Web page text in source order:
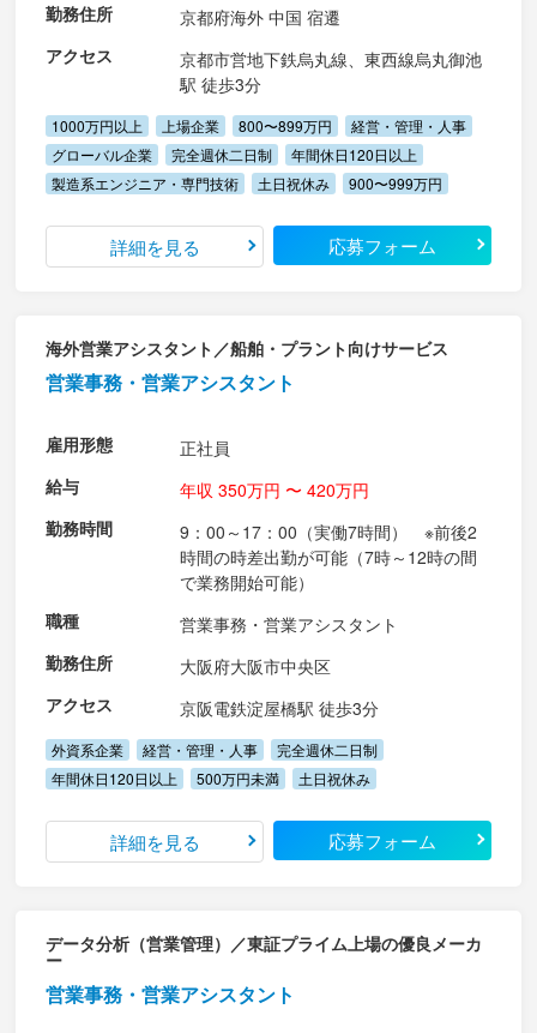
勤務住所
京都府海外 中国 宿遷
アクセス
京都市営地下鉄烏丸線、東西線烏丸御池
駅 徒歩3分
1000万円以上 上場企業 800〜899万円
経営・管理・人事
グローバル企業
完全週休二日制
年間休日120日以上
製造系エンジニア・専門技術
土日祝休み 900〜999万円
詳細を見る 応募フォーム
海外営業アシスタント／船舶・プラント向けサービス
営業事務・営業アシスタント
雇用形態
正社員
給与
年収 350万円 〜 420万円
勤務時間
9：00～17：00（実働7時間） ※前後2
時間の時差出勤が可能（7時～12時の間
で業務開始可能）
職種
営業事務・営業アシスタント
勤務住所
大阪府大阪市中央区
アクセス
京阪電鉄淀屋橋駅 徒歩3分
外資系企業 経営・管理・人事
完全週休二日制
年間休日120日以上
500万円未満 土日祝休み
詳細を見る 応募フォーム
データ分析（営業管理）／東証プライム上場の優良メーカ
ー
営業事務・営業アシスタント